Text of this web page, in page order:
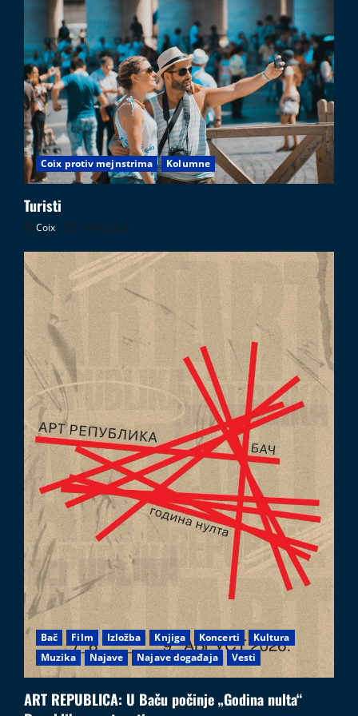
Coix protiv mejnstrima Kolumne
Turisti
Coix 08.08.2026
Bač Film Izložba Knjiga Koncerti
Kultura
Muzika
Najave Najave događaja Vesti
ART REPUBLICA: U Baču počinje „Godina nulta“